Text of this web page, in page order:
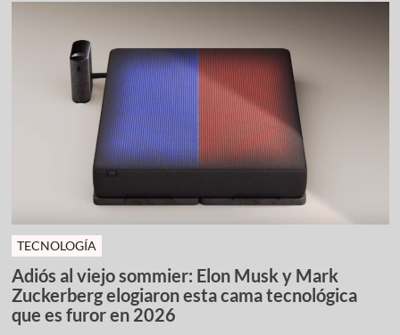
TECNOLOGÍA
Adiós al viejo sommier: Elon Musk y Mark
Zuckerberg elogiaron esta cama tecnológica
que es furor en 2026